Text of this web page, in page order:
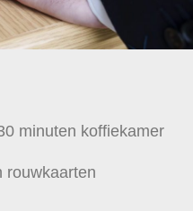
minuten koffiekamer
rouwkaarten